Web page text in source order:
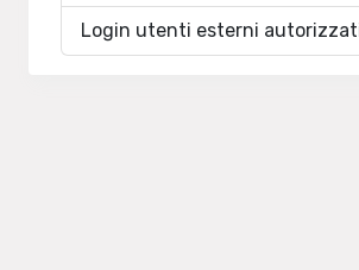
Login utenti esterni